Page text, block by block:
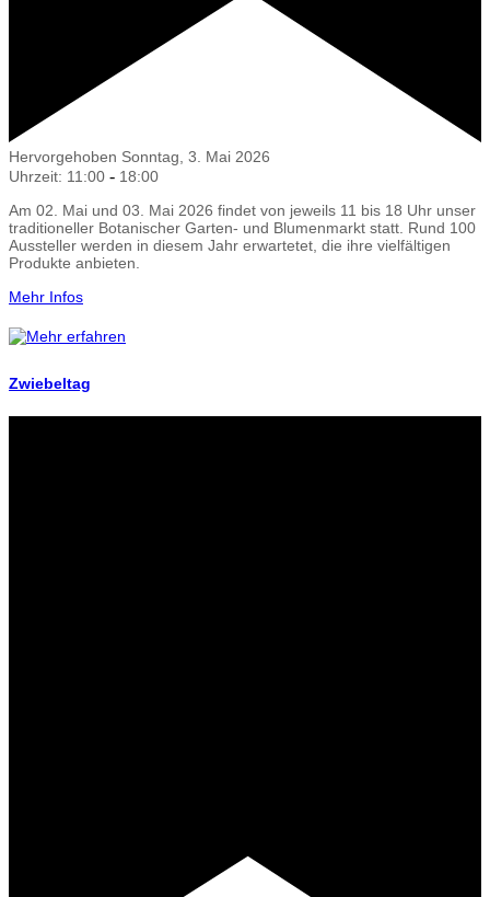
Hervorgehoben Sonntag, 3. Mai 2026
Uhrzeit: 11:00 - 18:00
Am 02. Mai und 03. Mai 2026 findet von jeweils 11 bis 18 Uhr unser
traditioneller Botanischer Garten- und Blumenmarkt statt. Rund 100
Aussteller werden in diesem Jahr erwartetet, die ihre vielfältigen
Produkte anbieten.
Mehr Infos
Zwiebeltag